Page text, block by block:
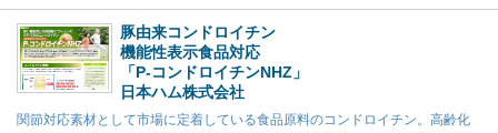
豚由来コンドロイチン
機能性表示食品対応
「P-コンドロイチンNHZ」
日本ハム株式会社
関節対応素材として市場に定着している食品原料のコンドロイチン。高齢化